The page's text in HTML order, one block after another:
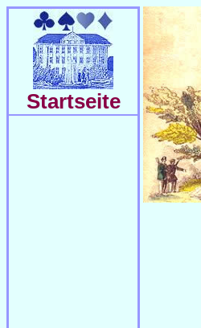
Startseite